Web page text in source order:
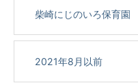
柴崎にじのいろ保育園
2021年8月以前